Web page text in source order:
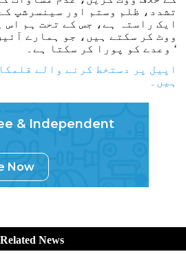
تشدد، ظلم وستم اور سینسرشپ
ایک راستہ ہے، جس کے تحت ہم اس
ووٹ کر سکتے ہیں، جو ہمارے
وعدے کو پورا کر سکتا ہے۔ ‘
اپیل پر دستخط کرنے والے
ہیں۔
& Independent
Now
Related News